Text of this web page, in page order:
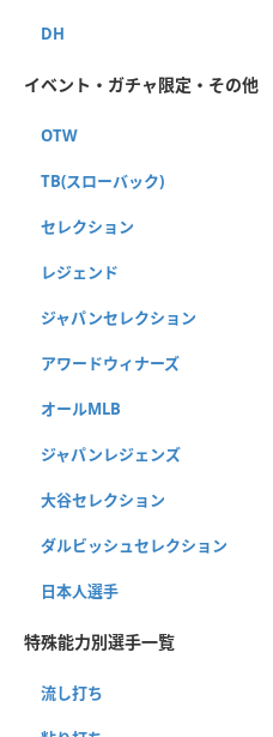
DH
イベント・ガチャ限定・その他
OTW
TB(スローバック)
セレクション
レジェンド
ジャパンセレクション
アワードウィナーズ
オールMLB
ジャパンレジェンズ
大谷セレクション
ダルビッシュセレクション
日本人選手
特殊能力別選手一覧
流し打ち